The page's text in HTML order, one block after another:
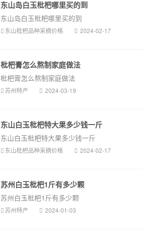
东山岛白玉枇杷哪里买的到
东山岛白玉枇杷哪里买的到
东山枇杷品种采摘价格 2024-02-17
枇杷膏怎么熬制家庭做法
枇杷膏怎么熬制家庭做法
苏州特产 2024-03-19
东山白玉枇杷特大果多少钱一斤
东山白玉枇杷特大果多少钱一斤
东山枇杷品种采摘价格 2024-02-17
苏州白玉枇杷1斤有多少颗
苏州白玉枇杷1斤有多少颗
苏州特产 2024-01-03